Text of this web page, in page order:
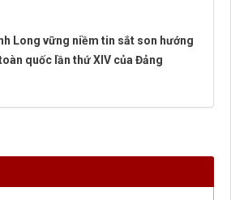
Long vững niềm tin sắt son hướng
quốc lần thứ XIV của Đảng